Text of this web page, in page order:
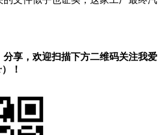
享，欢迎扫描下方二维码关注我爱
！